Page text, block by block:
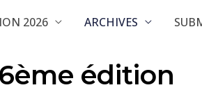
2026 ARCHIVES
édition